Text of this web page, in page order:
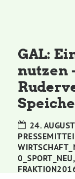
Grünes Zentrum
Personen
Sylvia
Dorothea
GAL:
nutzen
24.
0_SPORT_NEU,